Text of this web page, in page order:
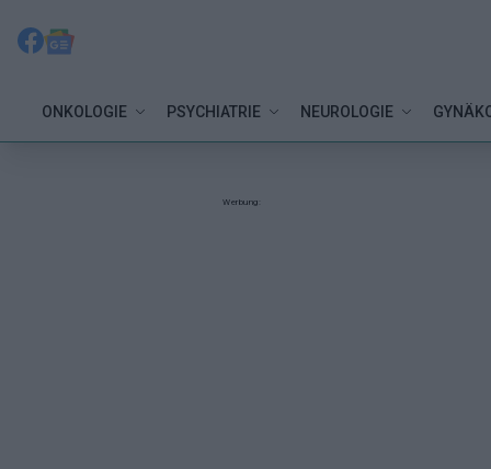
ONKOLOGIE PSYCHIATRIE NEUROLOGIE
Werbung: